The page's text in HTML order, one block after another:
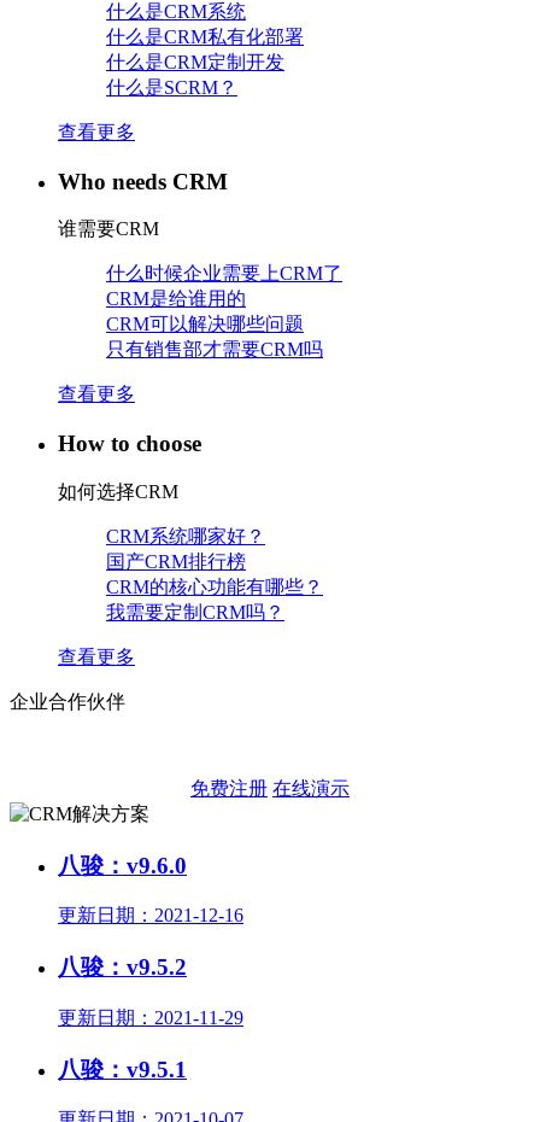
什么是CRM系统
什么是CRM私有化部署
什么是CRM定制开发
什么是SCRM？
查看更多
Who needs CRM
谁需要CRM
什么时候企业需要上CRM了
CRM是给谁用的
CRM可以解决哪些问题
只有销售部才需要CRM吗
查看更多
How to choose
如何选择CRM
CRM系统哪家好？
国产CRM排行榜
CRM的核心功能有哪些？
我需要定制CRM吗？
查看更多
企业合作伙伴
免费注册 在线演示
八骏：v9.6.0
更新日期：2021-12-16
八骏：v9.5.2
更新日期：2021-11-29
八骏：v9.5.1